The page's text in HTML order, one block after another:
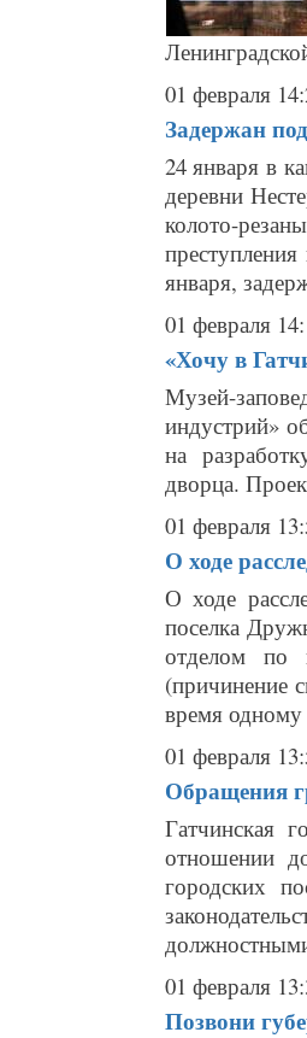
01 февраля
Задержан
24 января в
деревни
колото-
января,
01 февраля
«Хочу в
Музей-
индустрий»
на
дворца.
01 февраля
О ходе
О ходе
поселка
отделом по
(причинение
время одному
01 февраля
Обращения
Гатчинская
отношении
городских
01 февраля
Позвони